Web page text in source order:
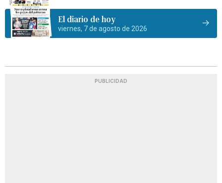
El diario de hoy
viernes, 7 de agosto de 2026
PUBLICIDAD